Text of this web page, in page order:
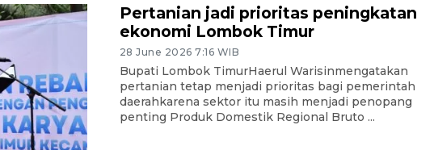
Pertanian jadi prioritas peningkatan
ekonomi Lombok Timur
28 June 2026 7:16 WIB
Bupati Lombok TimurHaerul Warisinmengatakan
pertanian tetap menjadi prioritas bagi pemerintah
daerahkarena sektor itu masih menjadi penopang
penting Produk Domestik Regional Bruto ...